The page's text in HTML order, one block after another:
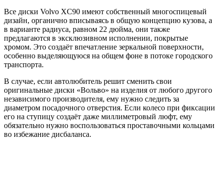
Все диски Volvo XC90 имеют собственный многоспицевый
дизайн, органично вписываясь в общую концепцию кузова, а
в варианте радиуса, равном 22 дюйма, они также
предлагаются в эксклюзивном исполнении, покрытые
хромом. Это создаёт впечатление зеркальной поверхности,
особенно выделяющуюся на общем фоне в потоке городского
транспорта.
В случае, если автолюбитель решит сменить свои
оригинальные диски «Вольво» на изделия от любого другого
независимого производителя, ему нужно следить за
диаметром посадочного отверстия. Если колесо при фиксации
его на ступицу создаёт даже миллиметровый люфт, ему
обязательно нужно воспользоваться проставочными кольцами
во избежание дисбаланса.